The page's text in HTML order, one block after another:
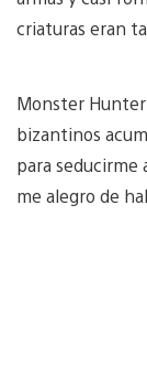
criaturas eran
Monster
bizantinos
para seducirme
me alegro de